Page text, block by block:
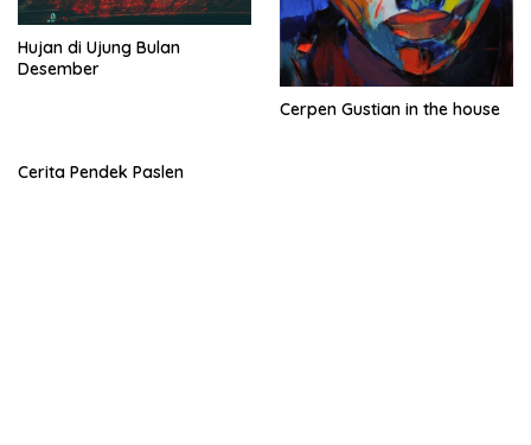
Hujan di Ujung Bulan
Desember
Cerpen Gustian in the house
Cerita Pendek Paslen